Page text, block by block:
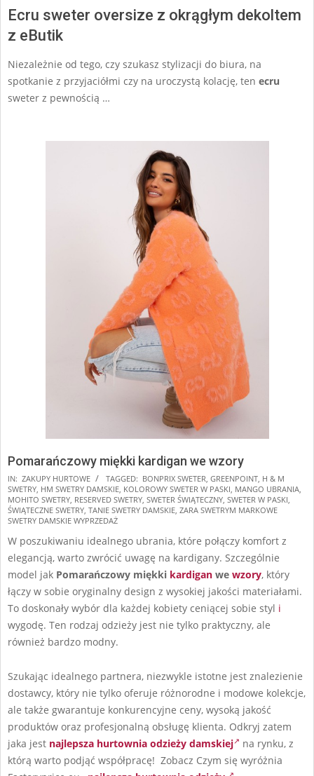
Ecru sweter oversize z okrągłym dekoltem
z eButik
Niezależnie od tego, czy szukasz stylizacji do biura, na
spotkanie z przyjaciółmi czy na uroczystą kolację, ten ecru
sweter z pewnością …
Pomarańczowy miękki kardigan we wzory
2025-
11-
17
IN: ZAKUPY HURTOWE TAGGED: BONPRIX SWETER, GREENPOINT, H & M
SWETRY, HM SWETRY DAMSKIE, KOLOROWY SWETER W PASKI, MANGO UBRANIA,
MOHITO SWETRY, RESERVED SWETRY, SWETER ŚWIĄTECZNY, SWETER W PASKI,
ŚWIĄTECZNE SWETRY, TANIE SWETRY DAMSKIE, ZARA SWETRYM MARKOWE
SWETRY DAMSKIE WYPRZEDAŻ
W poszukiwaniu idealnego ubrania, które połączy komfort z
elegancją, warto zwrócić uwagę na kardigany. Szczególnie
model jak Pomarańczowy miękki kardigan we wzory, który
łączy w sobie oryginalny design z wysokiej jakości materiałami.
To doskonały wybór dla każdej kobiety ceniącej sobie styl i
wygodę. Ten rodzaj odzieży jest nie tylko praktyczny, ale
również bardzo modny.
Szukając idealnego partnera, niezwykle istotne jest znalezienie
dostawcy, który nie tylko oferuje różnorodne i modowe kolekcje,
ale także gwarantuje konkurencyjne ceny, wysoką jakość
produktów oraz profesjonalną obsługę klienta. Odkryj zatem
jaka jest najlepsza hurtownia odzieży damskiej
na rynku, z
którą warto podjąć współpracę! Zobacz Czym się wyróżnia